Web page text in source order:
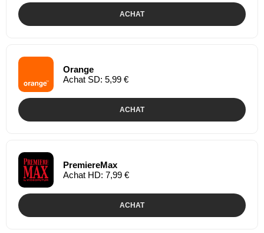
ACHAT
Orange
Achat SD: 5,99 €
ACHAT
PremiereMax
Achat HD: 7,99 €
ACHAT